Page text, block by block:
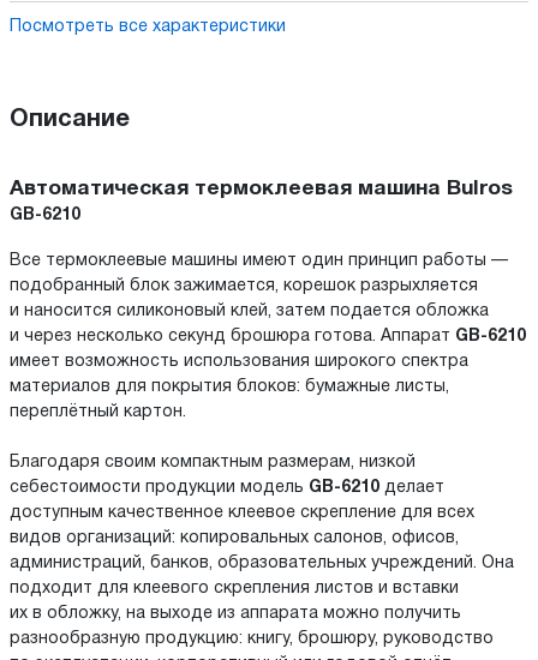
Посмотреть все характеристики
Описание
Автоматическая термоклеевая машина Bulros
GB-6210
Все термоклеевые машины имеют один принцип работы —
подобранный блок зажимается, корешок разрыхляется
и наносится силиконовый клей, затем подается обложка
и через несколько секунд брошюра готова. Аппарат GB-6210
имеет возможность использования широкого спектра
материалов для покрытия блоков: бумажные листы,
переплётный картон.
Благодаря своим компактным размерам, низкой
себестоимости продукции модель GB-6210 делает
доступным качественное клеевое скрепление для всех
видов организаций: копировальных салонов, офисов,
администраций, банков, образовательных учреждений. Она
подходит для клеевого скрепления листов и вставки
их в обложку, на выходе из аппарата можно получить
разнообразную продукцию: книгу, брошюру, руководство